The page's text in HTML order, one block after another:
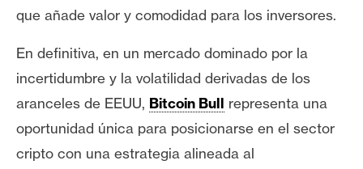
que añade valor y comodidad para los inversores.
En definitiva, en un mercado dominado por la
incertidumbre y la volatilidad derivadas de los
aranceles de EEUU, Bitcoin Bull representa una
oportunidad única para posicionarse en el sector
cripto con una estrategia alineada al